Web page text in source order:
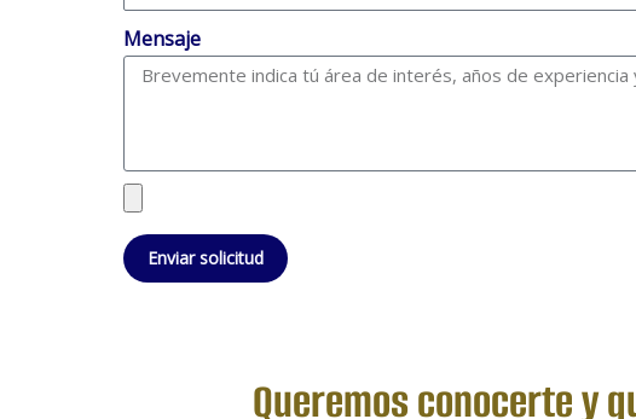
Mensaje
Enviar solicitud
Queremos conocerte y